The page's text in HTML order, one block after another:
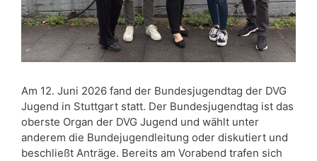
Am 12. Juni 2026 fand der Bundesjugendtag der DVG
Jugend in Stuttgart statt. Der Bundesjugendtag ist das
oberste Organ der DVG Jugend und wählt unter
anderem die Bundejugendleitung oder diskutiert und
beschließt Anträge. Bereits am Vorabend trafen sich